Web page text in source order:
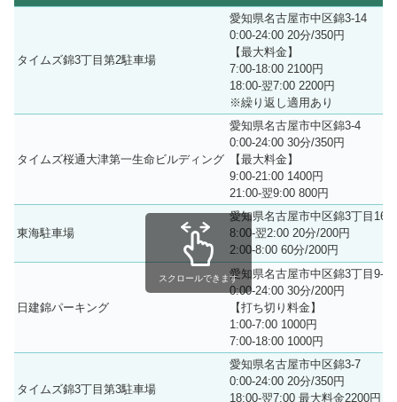
タイムズ錦3丁目第2駐車場
愛知県名古屋市中区錦3-14
0:00-24:00 20分/350円
【最大料金】
7:00-18:00 2100円
18:00-翌7:00 2200円
※繰り返し適用あり
タイムズ桜通大津第一生命ビルディング
愛知県名古屋市中区錦3-4
0:00-24:00 30分/350円
【最大料金】
9:00-21:00 1400円
21:00-翌9:00 800円
東海駐車場
愛知県名古屋市中区錦3丁目16-
8:00-翌2:00 20分/200円
2:00-8:00 60分/200円
日建錦パーキング
愛知県名古屋市中区錦3丁目9-21
0:00-24:00 30分/200円
【打ち切り料金】
1:00-7:00 1000円
7:00-18:00 1000円
タイムズ錦3丁目第3駐車場
愛知県名古屋市中区錦3-7
0:00-24:00 20分/350円
18:00-翌7:00 最大料金2200円
スクロールできます